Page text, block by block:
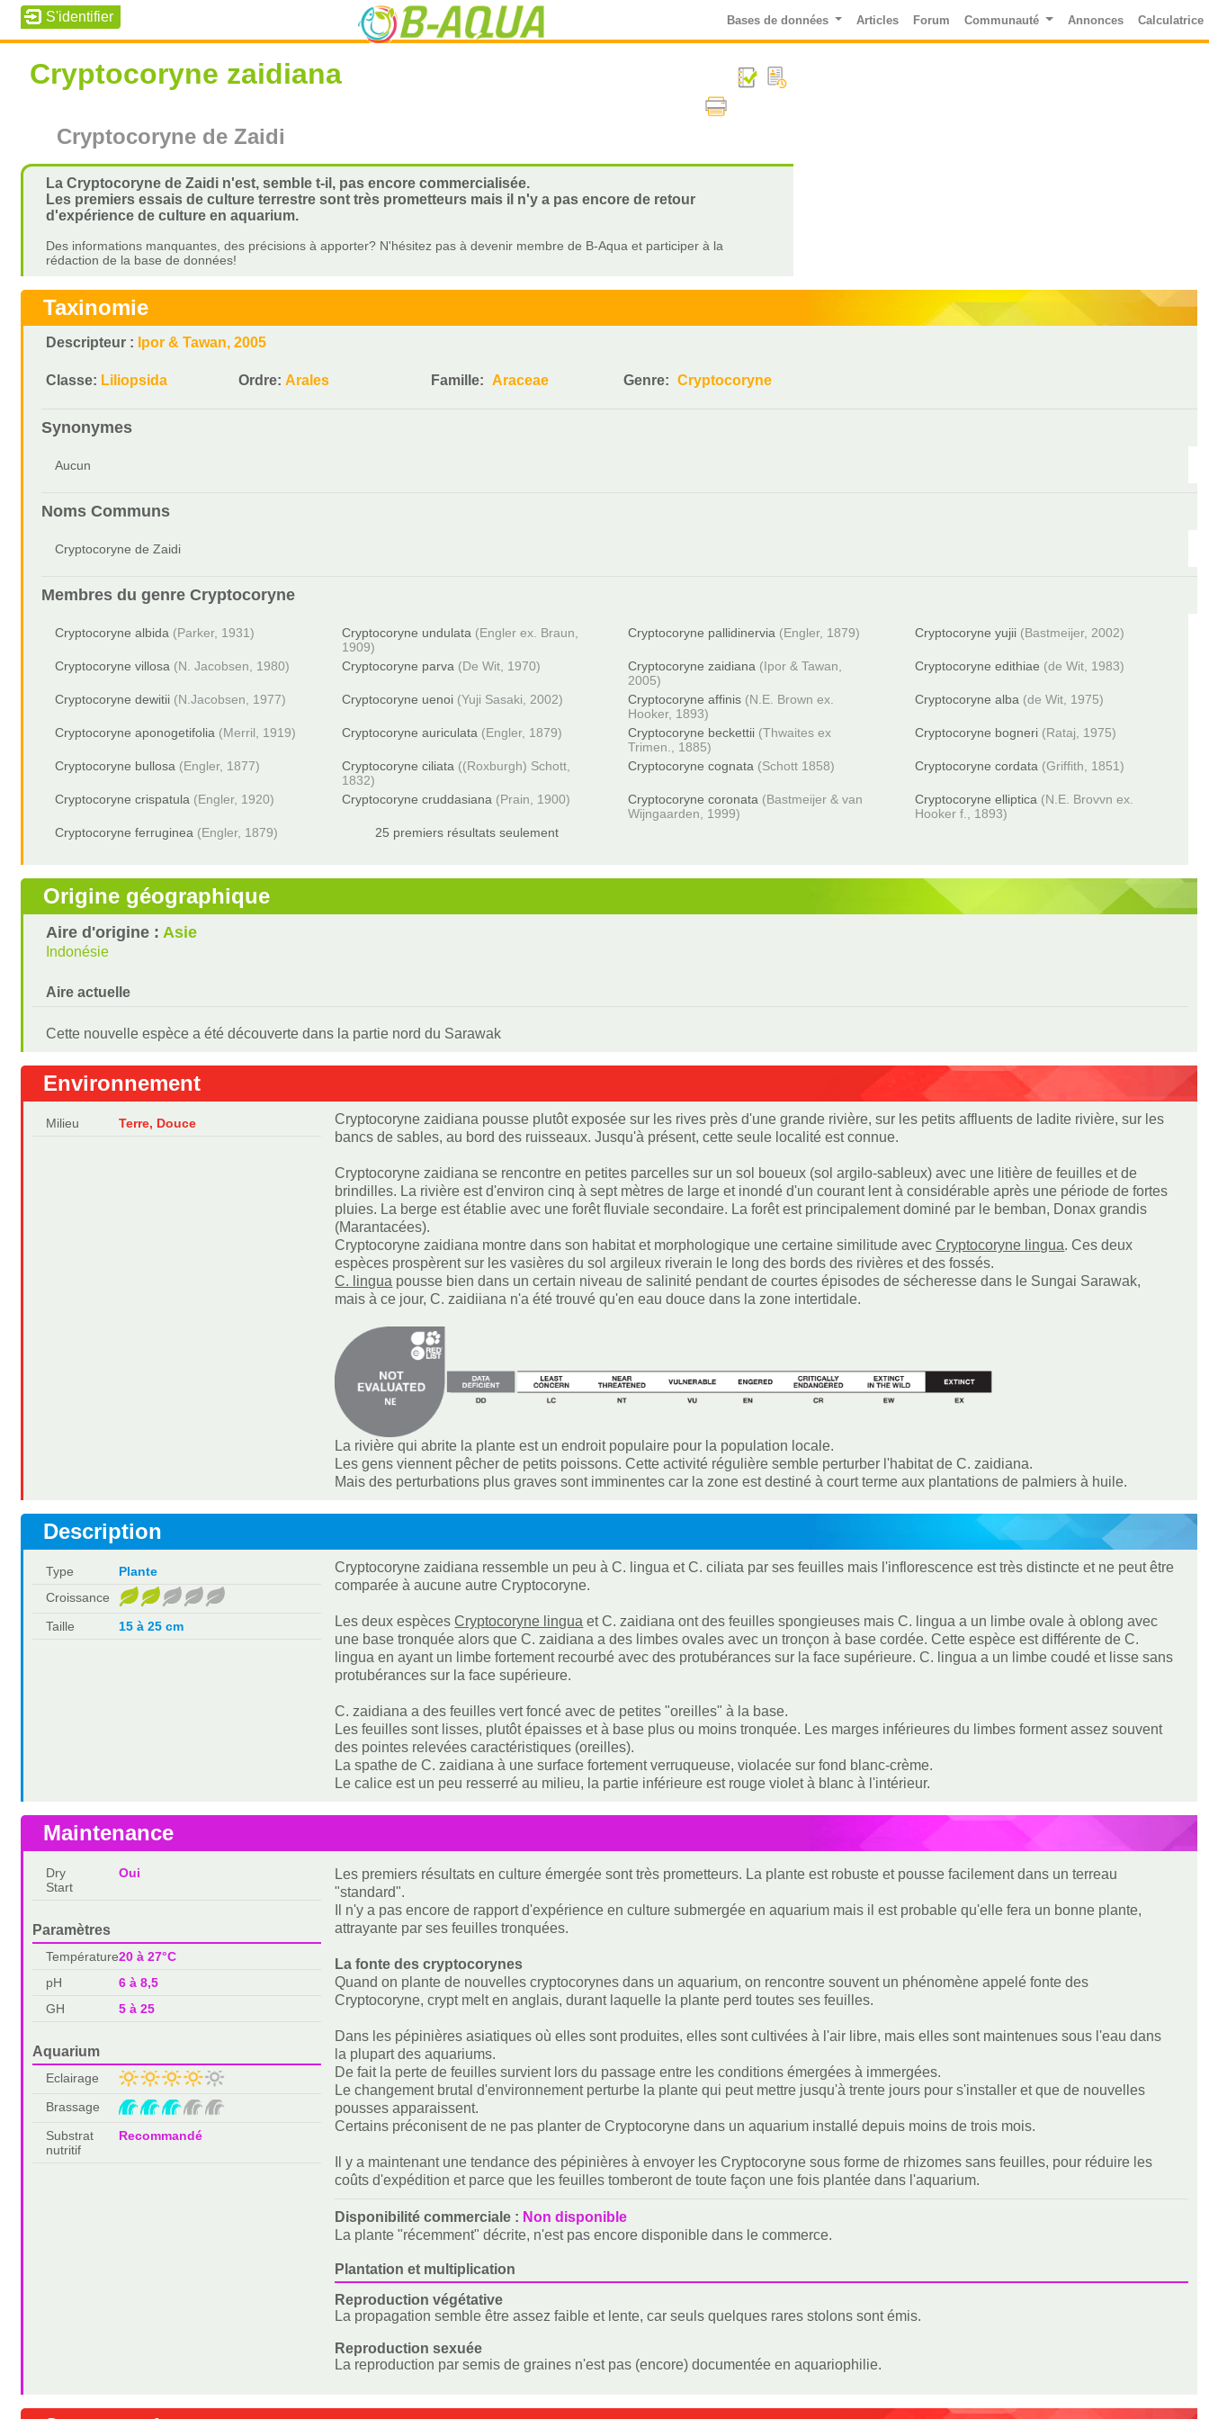
Bases de données Articles Forum Communauté Annonces Calculatrice
Cryptocoryne zaidiana
Cryptocoryne de Zaidi
La Cryptocoryne de Zaidi n'est, semble t-il, pas encore commercialisée.
Les premiers essais de culture terrestre sont très prometteurs mais il n'y a pas encore de retour
d'expérience de culture en aquarium.
Des informations manquantes, des précisions à apporter? N'hésitez pas à devenir membre de B-Aqua et participer à la
rédaction de la base de données!
Taxinomie
Descripteur : Ipor & Tawan, 2005
Classe: Liliopsida Ordre:Arales Famille: Araceae Genre: Cryptocoryne
Synonymes
Aucun
Noms Communs
Cryptocoryne de Zaidi
Membres du genreCryptocoryne
Cryptocoryne albida (Parker, 1931) Cryptocoryne undulata (Engler ex. Braun,
1909)
Cryptocoryne pallidinervia (Engler, 1879) Cryptocoryne yujii (Bastmeijer, 2002)
Cryptocoryne villosa (N. Jacobsen, 1980) Cryptocoryne parva (De Wit, 1970) Cryptocoryne zaidiana (Ipor & Tawan,
2005)
Cryptocoryne edithiae (de Wit, 1983)
Cryptocoryne dewitii (N.Jacobsen, 1977) Cryptocoryne uenoi (Yuji Sasaki, 2002) Cryptocoryne affinis (N.E. Brown ex.
Hooker, 1893)
Cryptocoryne alba (de Wit, 1975)
Cryptocoryne aponogetifolia (Merril, 1919) Cryptocoryne auriculata (Engler, 1879) Cryptocoryne beckettii (Thwaites ex
Trimen., 1885)
Cryptocoryne bogneri (Rataj, 1975)
Cryptocoryne bullosa (Engler, 1877) Cryptocoryne ciliata ((Roxburgh) Schott,
1832)
Cryptocoryne cognata (Schott 1858) Cryptocoryne cordata (Griffith, 1851)
Cryptocoryne crispatula (Engler, 1920) Cryptocoryne cruddasiana (Prain, 1900) Cryptocoryne coronata (Bastmeijer & van
Wijngaarden, 1999)
Cryptocoryne elliptica (N.E. Brovvn ex.
Hooker f., 1893)
Cryptocoryne ferruginea (Engler, 1879) 25 premiers résultats seulement
Origine géographique
Aire d'origine :Asie
Indonésie
Aire actuelle
Cette nouvelle espèce a été découverte dans la partie nord du Sarawak
Environnement
Milieu Terre, Douce
Cryptocoryne zaidiana pousse plutôt exposée sur les rives près d'une grande rivière, sur les petits affluents de ladite rivière, sur les
bancs de sables, au bord des ruisseaux. Jusqu'à présent, cette seule localité est connue.
Cryptocoryne zaidiana se rencontre en petites parcelles sur un sol boueux (sol argilo-sableux) avec une litière de feuilles et de
brindilles. La rivière est d'environ cinq à sept mètres de large et inondé d'un courant lent à considérable après une période de fortes
pluies. La berge est établie avec une forêt fluviale secondaire. La forêt est principalement dominé par le bemban, Donax grandis
(Marantacées).
Cryptocoryne zaidiana montre dans son habitat et morphologique une certaine similitude avec Cryptocoryne lingua. Ces deux
espèces prospèrent sur les vasières du sol argileux riverain le long des bords des rivières et des fossés.
C. lingua pousse bien dans un certain niveau de salinité pendant de courtes épisodes de sécheresse dans le Sungai Sarawak,
mais à ce jour, C. zaidiiana n'a été trouvé qu'en eau douce dans la zone intertidale.
La rivière qui abrite la plante est un endroit populaire pour la population locale.
Les gens viennent pêcher de petits poissons. Cette activité régulière semble perturber l'habitat de C. zaidiana.
Mais des perturbations plus graves sont imminentes car la zone est destiné à court terme aux plantations de palmiers à huile.
Description
Type
Plante
Croissance
Taille
15 à 25 cm
Cryptocoryne zaidiana ressemble un peu à C. lingua et C. ciliata par ses feuilles mais l'inflorescence est très distincte et ne peut être
comparée à aucune autre Cryptocoryne.
Les deux espèces Cryptocoryne lingua et C. zaidiana ont des feuilles spongieuses mais C. lingua a un limbe ovale à oblong avec
une base tronquée alors que C. zaidiana a des limbes ovales avec un tronçon à base cordée. Cette espèce est différente de C.
lingua en ayant un limbe fortement recourbé avec des protubérances sur la face supérieure. C. lingua a un limbe coudé et lisse sans
protubérances sur la face supérieure.
C. zaidiana a des feuilles vert foncé avec de petites "oreilles" à la base.
Les feuilles sont lisses, plutôt épaisses et à base plus ou moins tronquée. Les marges inférieures du limbes forment assez souvent
des pointes relevées caractéristiques (oreilles).
La spathe de C. zaidiana à une surface fortement verruqueuse, violacée sur fond blanc-crème.
Le calice est un peu resserré au milieu, la partie inférieure est rouge violet à blanc à l'intérieur.
Maintenance
Dry
Start
Oui
Paramètres
Température20 à 27°C
pH
6 à 8,5
GH
5 à 25
Aquarium
Eclairage
Brassage
Substrat
nutritif
Recommandé
Les premiers résultats en culture émergée sont très prometteurs. La plante est robuste et pousse facilement dans un terreau
"standard".
Il n'y a pas encore de rapport d'expérience en culture submergée en aquarium mais il est probable qu'elle fera un bonne plante,
attrayante par ses feuilles tronquées.
La fonte des cryptocorynes
Quand on plante de nouvelles cryptocorynes dans un aquarium, on rencontre souvent un phénomène appelé fonte des
Cryptocoryne, crypt melt en anglais, durant laquelle la plante perd toutes ses feuilles.
Dans les pépinières asiatiques où elles sont produites, elles sont cultivées à l'air libre, mais elles sont maintenues sous l'eau dans
la plupart des aquariums.
De fait la perte de feuilles survient lors du passage entre les conditions émergées à immergées.
Le changement brutal d'environnement perturbe la plante qui peut mettre jusqu'à trente jours pour s'installer et que de nouvelles
pousses apparaissent.
Certains préconisent de ne pas planter de Cryptocoryne dans un aquarium installé depuis moins de trois mois.
Il y a maintenant une tendance des pépinières à envoyer les Cryptocoryne sous forme de rhizomes sans feuilles, pour réduire les
coûts d'expédition et parce que les feuilles tomberont de toute façon une fois plantée dans l'aquarium.
Disponibilité commerciale : Non disponible
La plante "récemment" décrite, n'est pas encore disponible dans le commerce.
Plantation et multiplication
Reproduction végétative
La propagation semble être assez faible et lente, car seuls quelques rares stolons sont émis.
Reproduction sexuée
La reproduction par semis de graines n'est pas (encore) documentée en aquariophilie.